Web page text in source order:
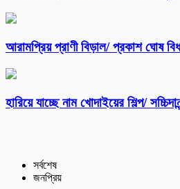
আরামপ্রিয় প্রাণী বিড়াল/ প্রকাশ ঘোষ
হারিয়ে যাচ্ছে নাম খোদাইয়ের শিল্প/
সর্বশেষ
জনপ্রিয়